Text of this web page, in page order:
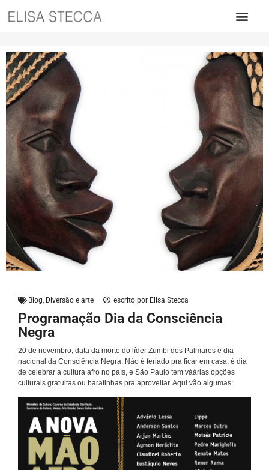
Blog, Diversão e arte escrito por Elisa Stecca
Programação Dia da Consciência
Negra
20 de novembro, data da morte do líder Zumbi dos Palmares e dia
nacional da Consciência Negra. Não é feriado pra ficar em casa, é dia
de celebrar a cultura afro no país, e São Paulo tem váárias opções
culturais gratuitas ou baratinhas pra aproveitar. Aqui vão algumas: